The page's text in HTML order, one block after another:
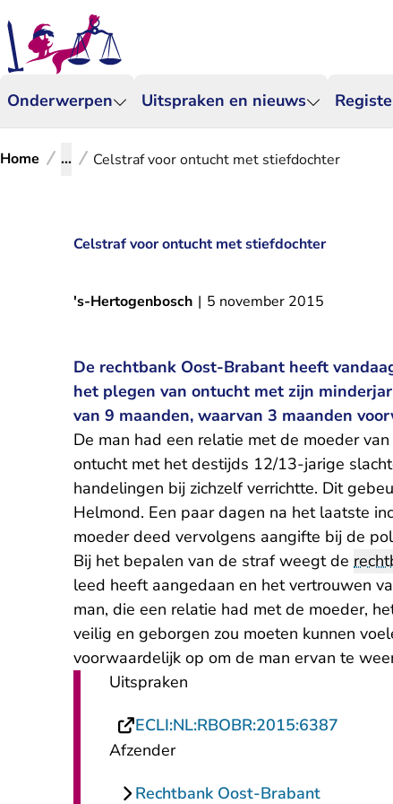
Onderwerpen Uitspraken en nieuws
Home ... Celstraf voor ontucht met stiefdochter
Celstraf voor ontucht met stiefdochter
's-Hertogenbosch | 5 november 2015
De rechtbank Oost-Brabant heeft
het plegen van ontucht met zijn
van 9 maanden, waarvan 3 maanden
De man had een relatie met de moeder
ontucht met het destijds 12/13-jarige
handelingen bij zichzelf verrichtte. Dit
Helmond. Een paar dagen na het laatste
moeder deed vervolgens aangifte bij de
Bij het bepalen van de straf weegt de
leed heeft aangedaan en het vertrouwen
man, die een relatie had met de moeder,
veilig en geborgen zou moeten kunnen
voorwaardelijk op om de man ervan te
Uitspraken
ECLI:NL:RBOBR:2015:6387
Afzender
Rechtbank Oost-Brabant